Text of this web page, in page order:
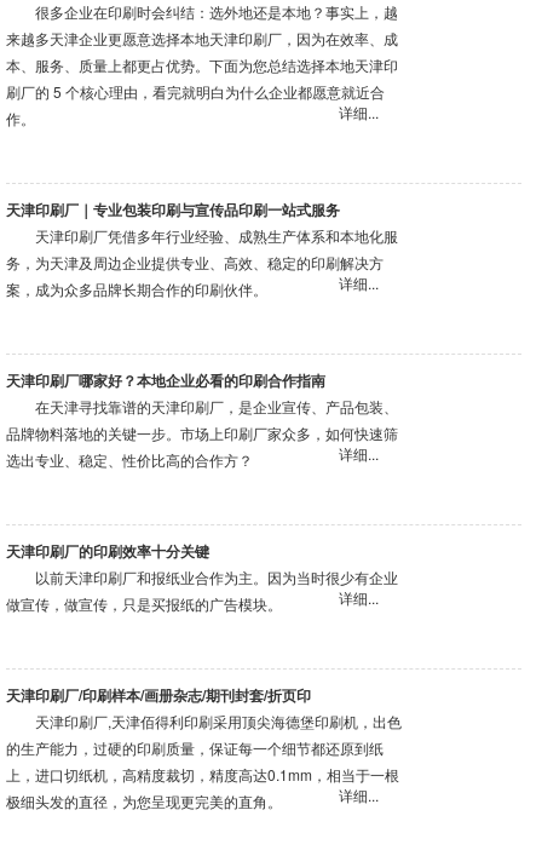
很多企业在印刷时会纠结：选外地还是本地？事实上，越
来越多天津企业更愿意选择本地天津印刷厂，因为在效率、成
本、服务、质量上都更占优势。下面为您总结选择本地天津印
刷厂的 5 个核心理由，看完就明白为什么企业都愿意就近合
作。
详细...
天津印刷厂｜专业包装印刷与宣传品印刷一站式服务
天津印刷厂凭借多年行业经验、成熟生产体系和本地化服
务，为天津及周边企业提供专业、高效、稳定的印刷解决方
案，成为众多品牌长期合作的印刷伙伴。
详细...
天津印刷厂哪家好？本地企业必看的印刷合作指南
在天津寻找靠谱的天津印刷厂，是企业宣传、产品包装、
品牌物料落地的关键一步。市场上印刷厂家众多，如何快速筛
选出专业、稳定、性价比高的合作方？
详细...
天津印刷厂的印刷效率十分关键
以前天津印刷厂和报纸业合作为主。因为当时很少有企业
做宣传，做宣传，只是买报纸的广告模块。
详细...
天津印刷厂/印刷样本/画册杂志/期刊封套/折页印
天津印刷厂,天津佰得利印刷采用顶尖海德堡印刷机，出色
的生产能力，过硬的印刷质量，保证每一个细节都还原到纸
上，进口切纸机，高精度裁切，精度高达0.1mm，相当于一根
极细头发的直径，为您呈现更完美的直角。
详细...